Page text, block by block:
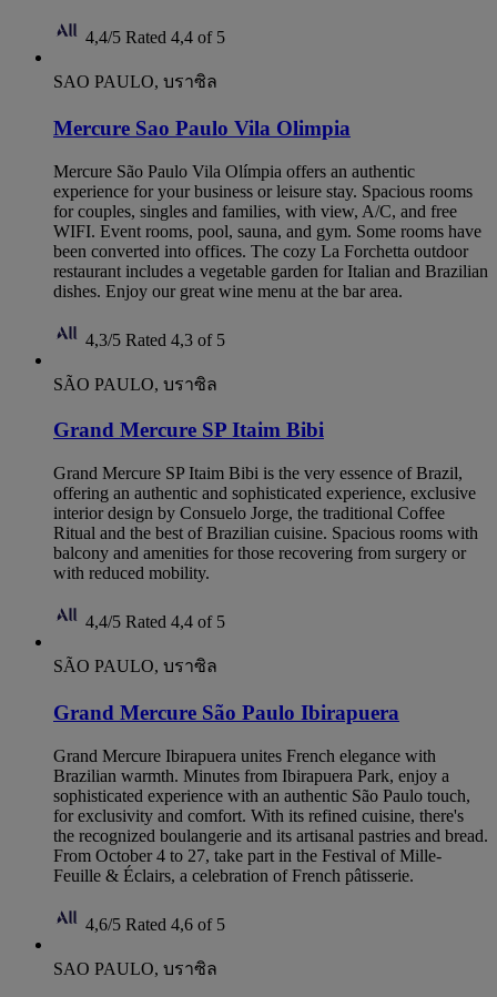
4,4/5 Rated 4,4 of 5
SAO PAULO, บราซิล
Mercure Sao Paulo Vila Olimpia
Mercure São Paulo Vila Olímpia offers an authentic
experience for your business or leisure stay. Spacious rooms
for couples, singles and families, with view, A/C, and free
WIFI. Event rooms, pool, sauna, and gym. Some rooms have
been converted into offices. The cozy La Forchetta outdoor
restaurant includes a vegetable garden for Italian and Brazilian
dishes. Enjoy our great wine menu at the bar area.
4,3/5 Rated 4,3 of 5
SÃO PAULO, บราซิล
Grand Mercure SP Itaim Bibi
Grand Mercure SP Itaim Bibi is the very essence of Brazil,
offering an authentic and sophisticated experience, exclusive
interior design by Consuelo Jorge, the traditional Coffee
Ritual and the best of Brazilian cuisine. Spacious rooms with
balcony and amenities for those recovering from surgery or
with reduced mobility.
4,4/5 Rated 4,4 of 5
SÃO PAULO, บราซิล
Grand Mercure São Paulo Ibirapuera
Grand Mercure Ibirapuera unites French elegance with
Brazilian warmth. Minutes from Ibirapuera Park, enjoy a
sophisticated experience with an authentic São Paulo touch,
for exclusivity and comfort. With its refined cuisine, there's
the recognized boulangerie and its artisanal pastries and bread.
From October 4 to 27, take part in the Festival of Mille-
Feuille & Éclairs, a celebration of French pâtisserie.
4,6/5 Rated 4,6 of 5
SAO PAULO, บราซิล